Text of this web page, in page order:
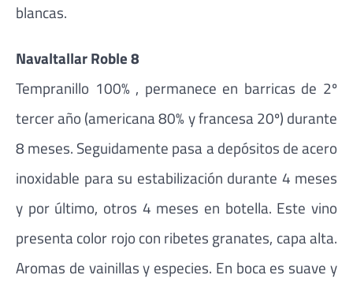
blancas.
Navaltallar Roble 8
Tempranillo 100% , permanece en barricas de 2º
tercer año (americana 80% y francesa 20º) durante
8 meses. Seguidamente pasa a depósitos de acero
inoxidable para su estabilización durante 4 meses
y por último, otros 4 meses en botella. Este vino
presenta color rojo con ribetes granates, capa alta.
Aromas de vainillas y especies. En boca es suave y